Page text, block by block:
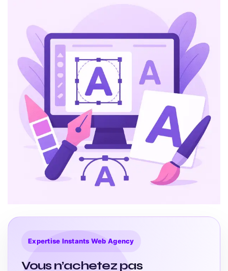
Expertise Instants Web Agency
Vous n’achetez pas